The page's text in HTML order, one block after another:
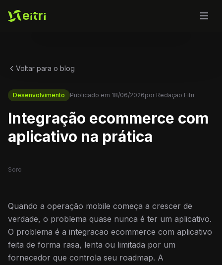
Voltar para o blog
Desenvolvimento Publicado em 18/06/2026por Redação Eitri
Integração ecommerce com
aplicativo na prática
Soro
Quando a operação mobile começa a crescer de
verdade, o problema quase nunca é ter um aplicativo.
O problema é a integracao ecommerce com aplicativo
feita de forma rasa, lenta ou limitada por um
fornecedor que controla seu roadmap. A